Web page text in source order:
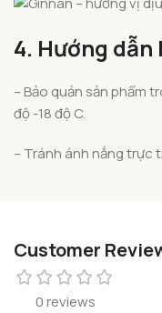
4. Hướng dẫn
– Bảo quản sản phẩm
độ -18 độ C.
– Tránh ánh nắng trực
Customer
0 reviews